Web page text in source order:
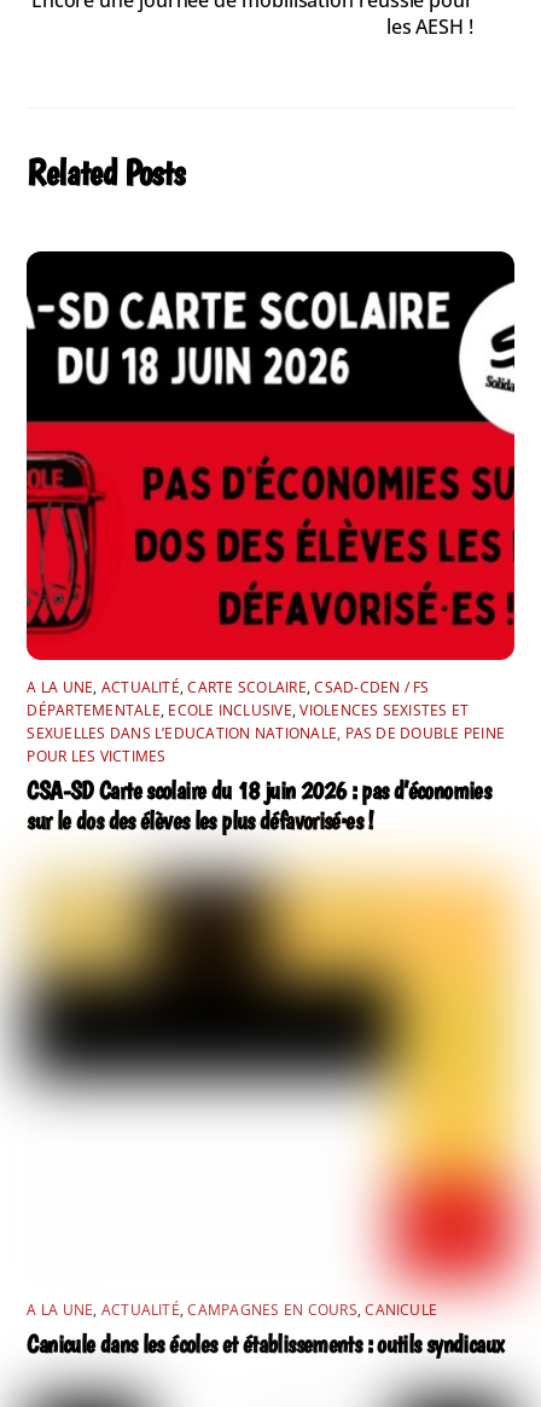
les AESH !
Related Posts
A LA UNE, ACTUALITÉ,CARTE SCOLAIRE,CSAD-CDEN / FS
DÉPARTEMENTALE, ECOLE INCLUSIVE,VIOLENCES SEXISTES ET
SEXUELLES DANS L’EDUCATION NATIONALE, PAS DE DOUBLE PEINE
POUR LES VICTIMES
CSA-SD Carte scolaire du 18 juin 2026 : pas d’économies
sur le dos des élèves les plus défavorisé·es !
A LA UNE, ACTUALITÉ,CAMPAGNES EN COURS,CANICULE
Canicule dans les écoles et établissements : outils syndicaux